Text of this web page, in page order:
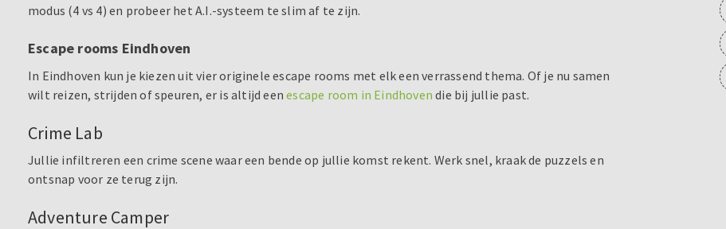
modus (4 vs 4) en probeer het A.I.-systeem te slim af te zijn.
Escape rooms Eindhoven
In Eindhoven kun je kiezen uit vier originele escape rooms met elk een verrassend thema. Of je nu samen
wilt reizen, strijden of speuren, er is altijd eenescape room in Eindhoven die bij jullie past.
Crime Lab
Jullie infiltreren een crime scene waar een bende op jullie komst rekent. Werk snel, kraak de puzzels en
ontsnap voor ze terug zijn.
Adventure Camper